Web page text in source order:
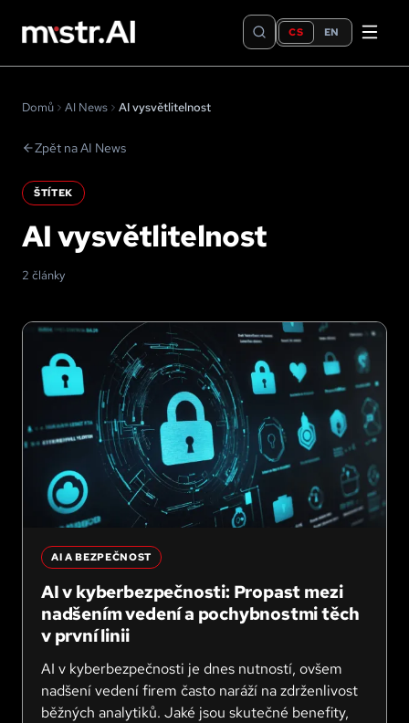
CS EN
Domů AI News AI vysvětlitelnost
Zpět na AI News
ŠTÍTEK
AI vysvětlitelnost
2 články
AI A BEZPEČNOST
AI v kyberbezpečnosti: Propast mezi
nadšením vedení a pochybnostmi těch
v první linii
AI v kyberbezpečnosti je dnes nutností, ovšem
nadšení vedení firem často naráží na zdrženlivost
běžných analytiků. Jaké jsou skutečné benefity,